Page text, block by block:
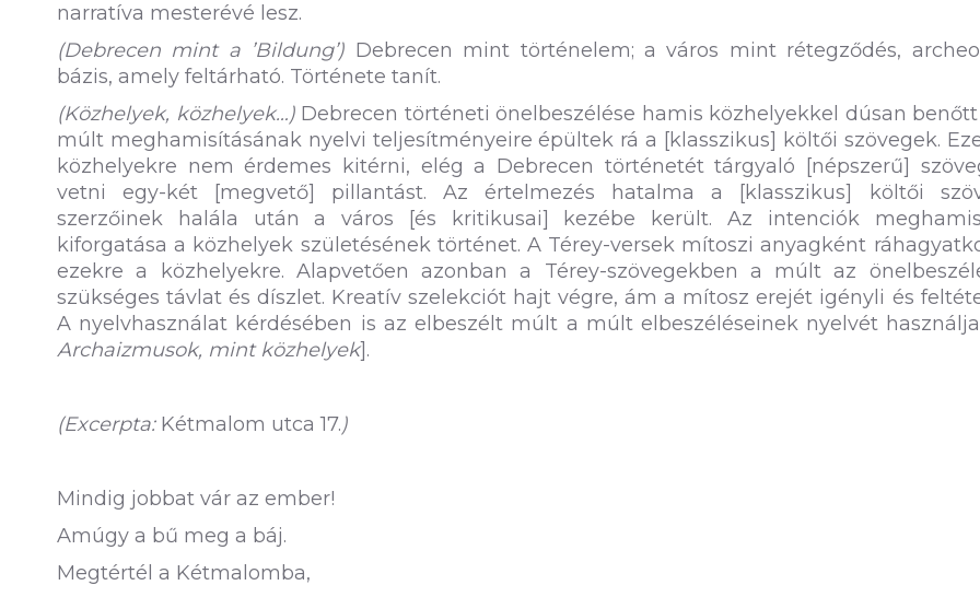
narratíva mesterévé lesz.
(Debrecen mint a ’Bildung’) Debrecen mint történelem; a város mint rétegződés,
bázis, amely feltárható. Története tanít.
(Közhelyek, közhelyek…) Debrecen történeti önelbeszélése hamis közhelyekkel dúsan
múlt meghamisításának nyelvi teljesítményeire épültek rá a [klasszikus] költői szövegek.
közhelyekre nem érdemes kitérni, elég a Debrecen történetét tárgyaló [népszerű]
vetni egy-két [megvető] pillantást. Az értelmezés hatalma a [klasszikus] költői
szerzőinek halála után a város [és kritikusai] kezébe került. Az intenciók
kiforgatása a közhelyek születésének történet. A Térey-versek mítoszi anyagként
ezekre a közhelyekre. Alapvetően azonban a Térey-szövegekben a múlt az
szükséges távlat és díszlet. Kreatív szelekciót hajt végre, ám a mítosz erejét igényli és
A nyelvhasználat kérdésében is az elbeszélt múlt a múlt elbeszéléseinek nyelvét
Archaizmusok, mint közhelyek].
(Excerpta: Kétmalom utca 17.)
Mindig jobbat vár az ember!
Amúgy a bű meg a báj.
Megtértél a Kétmalomba,